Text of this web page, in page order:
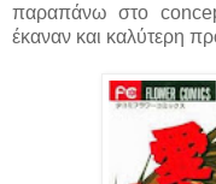
παραπάνω στο
έκαναν και καλύτερη